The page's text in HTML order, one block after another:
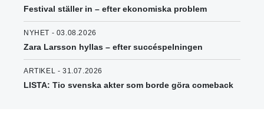
Festival ställer in – efter ekonomiska problem
NYHET - 03.08.2026
Zara Larsson hyllas – efter succéspelningen
ARTIKEL - 31.07.2026
LISTA: Tio svenska akter som borde göra comeback